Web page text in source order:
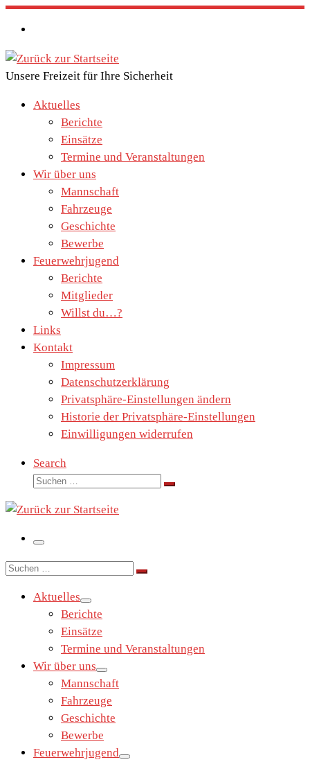
Zum
Inhalt
springen
Unsere Freizeit für Ihre Sicherheit
Aktuelles
Berichte
Einsätze
Termine und Veranstaltungen
Wir über uns
Mannschaft
Fahrzeuge
Geschichte
Bewerbe
Feuerwehrjugend
Berichte
Mitglieder
Willst du…?
Links
Kontakt
Impressum
Datenschutzerklärung
Privatsphäre-Einstellungen ändern
Historie der Privatsphäre-Einstellungen
Einwilligungen widerrufen
Search
Suche
Suchen …
Menü
Suche
Suchen …
Aktuelles
Berichte
Einsätze
Termine und Veranstaltungen
Wir über uns
Mannschaft
Fahrzeuge
Geschichte
Bewerbe
Feuerwehrjugend